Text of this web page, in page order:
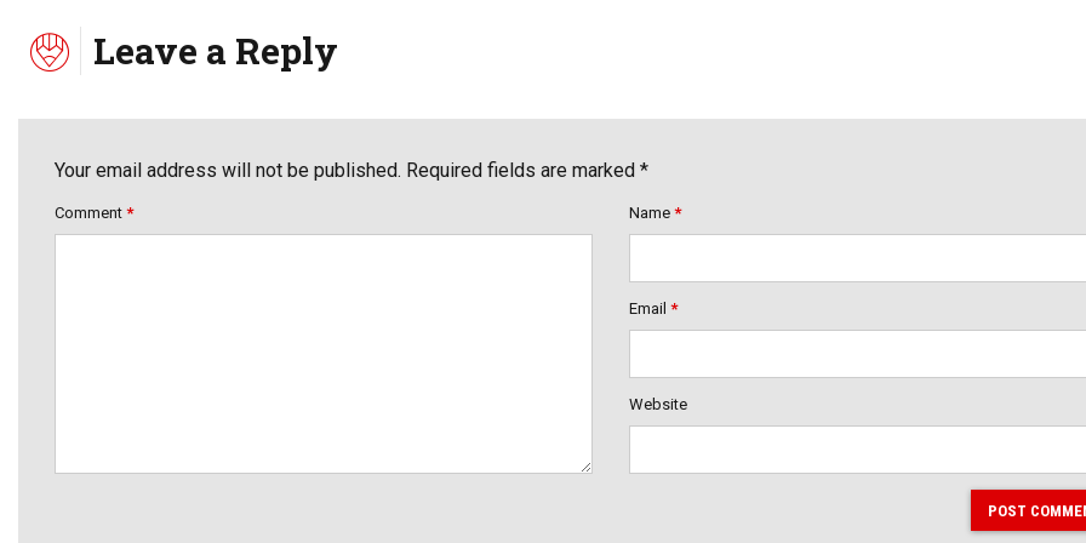
Leave a Reply
Your email address will not be published. Required fields are marked *
Comment * Name *
Email *
Website
POST